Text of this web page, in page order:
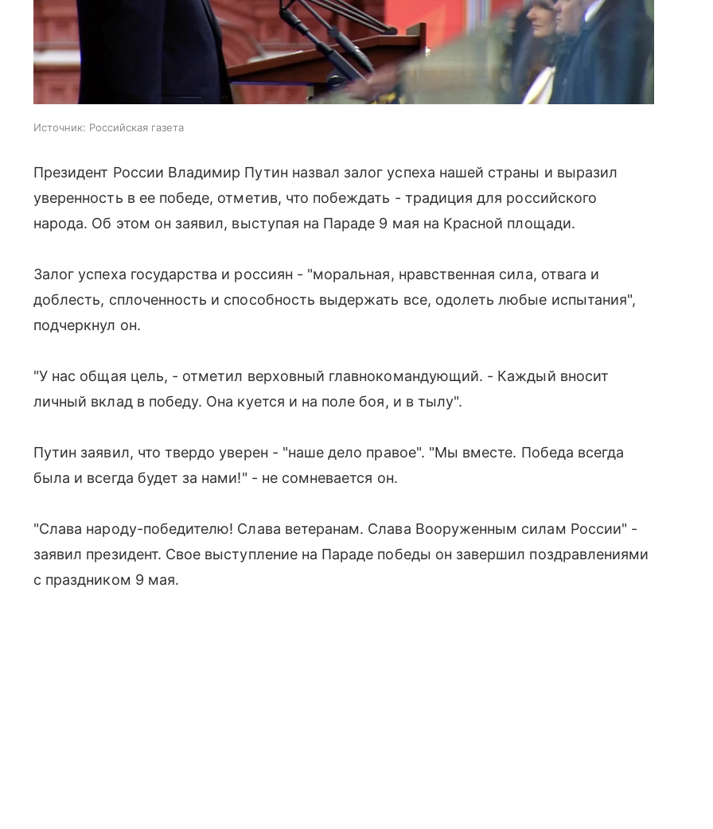
Источник: Российская газета
Президент России Владимир Путин назвал залог успеха нашей страны и выразил
уверенность в ее победе, отметив, что побеждать - традиция для российского
народа. Об этом он заявил, выступая на Параде 9 мая на Красной площади.
Залог успеха государства и россиян - "моральная, нравственная сила, отвага и
доблесть, сплоченность и способность выдержать все, одолеть любые испытания",
подчеркнул он.
"У нас общая цель, - отметил верховный главнокомандующий. - Каждый вносит
личный вклад в победу. Она куется и на поле боя, и в тылу".
Путин заявил, что твердо уверен - "наше дело правое". "Мы вместе. Победа всегда
была и всегда будет за нами!" - не сомневается он.
"Слава народу-победителю! Слава ветеранам. Слава Вооруженным силам России" -
заявил президент. Свое выступление на Параде победы он завершил поздравлениями
с праздником 9 мая.